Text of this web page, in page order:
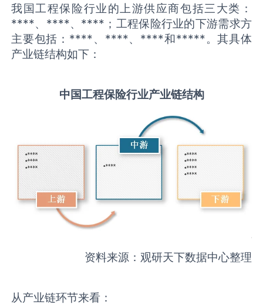
我国工程保险行业的上游供应商包括三大类：
****、****、****；工程保险行业的下游需求方
主要包括：****、****、****和*****。其具体
产业链结构如下：
中国工程保险行业产业链结构
资料来源：观研天下数据中心整理
从产业链环节来看：